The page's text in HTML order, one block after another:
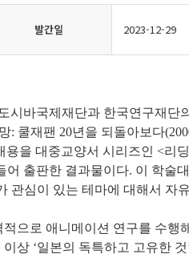
발간일 2023-12-29
시바국제재단과 한국연구재단
: 쿨재팬 20년을 되돌아보다
을 대중교양서 시리즈인 <리
어 출판한 결과물이다. 이 학술
관심이 있는 테마에 대해서 자
으로 애니메이션 연구를 수행
상 ‘일본의 독특하고 고유한 것